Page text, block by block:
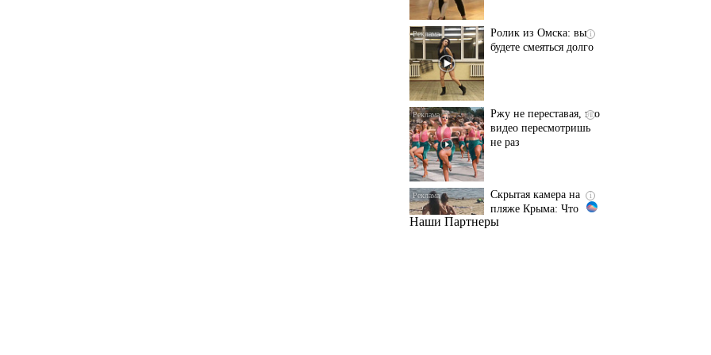
Скрытая камера на
их не видят...
Ролик длится
Наши Партнеры